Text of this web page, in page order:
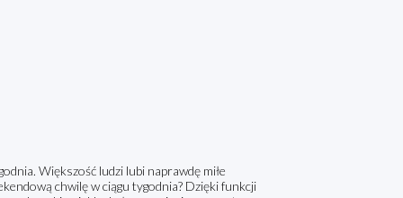
Większość ludzi lubi naprawdę miłe
chwilę w ciągu tygodnia? Dzięki funkcji